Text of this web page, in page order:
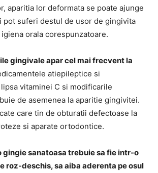
aparitia lor deformata se poate ajunge
pot suferi destul de usor de gingivita
orala corespunzatoare.
gingivale apar cel mai frecvent la
atiepileptice si
vitaminei C si modificarile
de asemenea la aparitie gingivitei.
care tin de obturatii defectoase la
si aparate ortodontice.
gingie sanatoasa trebuie sa fie intr-o
roz-deschis, sa aiba aderenta pe osul